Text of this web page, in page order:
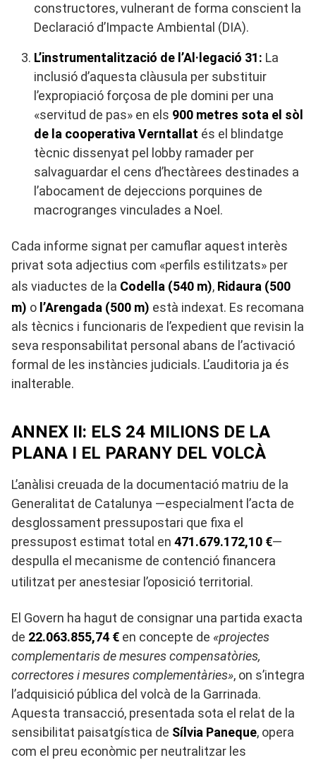
constructores, vulnerant de forma conscient la
Declaració d’Impacte Ambiental (DIA).
L’instrumentalització de l’Al·legació 31: La
inclusió d’aquesta clàusula per substituir
l’expropiació forçosa de ple domini per una
«servitud de pas» en els 900 metres sota el sòl
de la cooperativa Verntallat és el blindatge
tècnic dissenyat pel lobby ramader per
salvaguardar el cens d’hectàrees destinades a
l’abocament de dejeccions porquines de
macrogranges vinculades a Noel.
Cada informe signat per camuflar aquest interès
privat sota adjectius com «perfils estilitzats» per
als viaductes de la Codella (540 m), Ridaura (500
m) o l’Arengada (500 m) està indexat. Es recomana
als tècnics i funcionaris de l’expedient que revisin la
seva responsabilitat personal abans de l’activació
formal de les instàncies judicials. L’auditoria ja és
inalterable.
ANNEX II: ELS 24 MILIONS DE LA
PLANA I EL PARANY DEL VOLCÀ
L’anàlisi creuada de la documentació matriu de la
Generalitat de Catalunya —especialment l’acta de
desglossament pressupostari que fixa el
pressupost estimat total en 471.679.172,10 €—
despulla el mecanisme de contenció financera
utilitzat per anestesiar l’oposició territorial .
El Govern ha hagut de consignar una partida exacta
de 22.063.855,74 € en concepte de «projectes
complementaris de mesures compensatòries,
correctores i mesures complementàries», on s’integra
l’adquisició pública del volcà de la Garrinada.
Aquesta transacció, presentada sota el relat de la
sensibilitat paisatgística de Sílvia Paneque, opera
com el preu econòmic per neutralitzar les